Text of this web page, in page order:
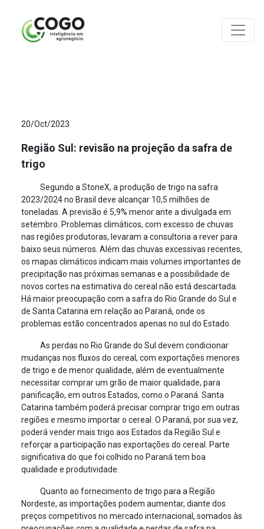
20/Oct/2023
Região Sul: revisão na projeção da safra de
trigo
Segundo a StoneX, a produção de trigo na safra
2023/2024 no Brasil deve alcançar 10,5 milhões de
toneladas. A previsão é 5,9% menor ante a divulgada em
setembro. Problemas climáticos, com excesso de chuvas
nas regiões produtoras, levaram a consultoria a rever para
baixo seus números. Além das chuvas excessivas recentes,
os mapas climáticos indicam mais volumes importantes de
precipitação nas próximas semanas e a possibilidade de
novos cortes na estimativa do cereal não está descartada.
Há maior preocupação com a safra do Rio Grande do Sul e
de Santa Catarina em relação ao Paraná, onde os
problemas estão concentrados apenas no sul do Estado.
As perdas no Rio Grande do Sul devem condicionar
mudanças nos fluxos do cereal, com exportações menores
de trigo e de menor qualidade, além de eventualmente
necessitar comprar um grão de maior qualidade, para
panificação, em outros Estados, como o Paraná. Santa
Catarina também poderá precisar comprar trigo em outras
regiões e mesmo importar o cereal. O Paraná, por sua vez,
poderá vender mais trigo aos Estados da Região Sul e
reforçar a participação nas exportações do cereal. Parte
significativa do que foi colhido no Paraná tem boa
qualidade e produtividade.
Quanto ao fornecimento de trigo para a Região
Nordeste, as importações podem aumentar, diante dos
preços competitivos no mercado internacional, somados às